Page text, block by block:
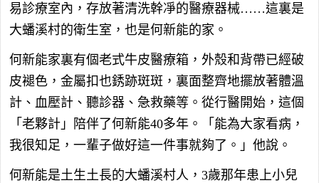
易診療室內，存放著清洗幹凈的醫療器械……這裏是
大蟠溪村的衛生室，也是何新能的家。
何新能家裏有個老式牛皮醫療箱，外殼和背帶已經破
皮褪色，金屬扣也銹跡斑斑，裏面整齊地擺放著體溫
計、血壓計、聽診器、急救藥等。從行醫開始，這個
「老夥計」陪伴了何新能40多年。「能為大家看病，
我很知足，一輩子做好這一件事就夠了。」他說。
何新能是土生土長的大蟠溪村人，3歲那年患上小兒